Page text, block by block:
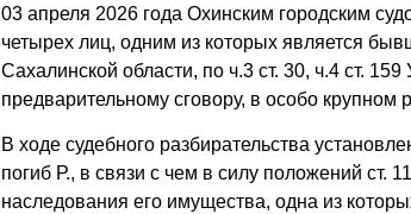
03 апреля 2026 года Охинским городским
четырех лиц, одним из которых является
Сахалинской области, по ч.3 ст. 30, ч.4 ст.
предварительному сговору, в особо крупном
В ходе судебного разбирательства
погиб Р., в связи с чем в силу положений ст.
наследования его имущества, одна из